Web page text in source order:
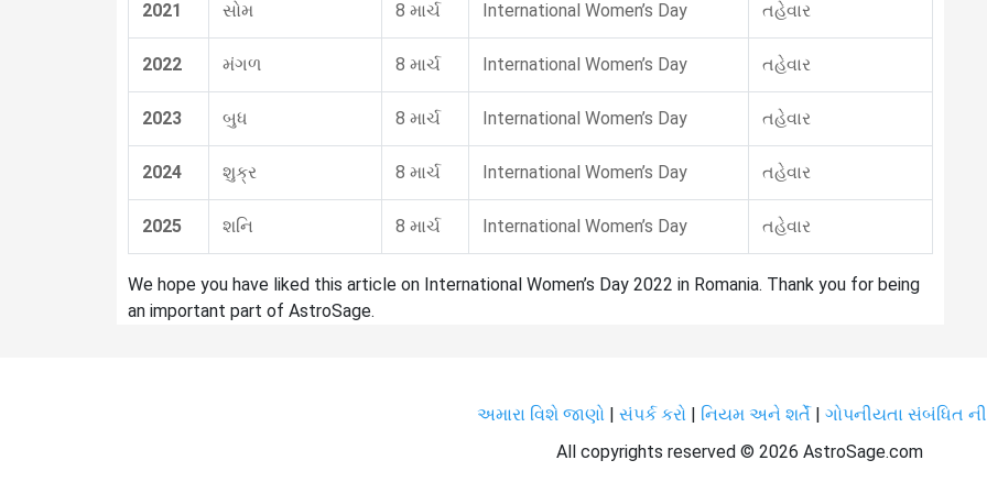
2021 સોમ 8 માર્ચ International Women’s Day તહેવાર
2022 મંગળ 8 માર્ચ International Women’s Day તહેવાર
2023 બુધ 8 માર્ચ International Women’s Day તહેવાર
2024 શુક્ર 8 માર્ચ International Women’s Day તહેવાર
2025 શનિ 8 માર્ચ International Women’s Day તહેવાર
We hope you have liked this article on International Women’s Day 2022 in Romania. Thank you for being
an important part of AstroSage.
અમારા વિશે જાણો| સંપર્ક કરો | નિયમ અને શર્તેં| ગોપનીયતા સંબંધિત
All copyrights reserved ©2026 AstroSage.com